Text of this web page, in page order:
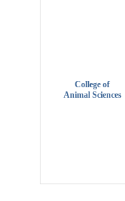
College of
Animal Sciences